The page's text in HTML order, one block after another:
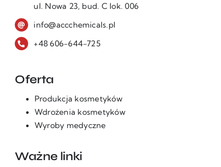
Oferta
Produkcja kosmetyków
Wdrożenia kosmetyków
Wyroby medyczne
Ważne linki
ul. Nowa 23, bud. C lok. 006
info@accchemicals.pl
+48 606-644-725